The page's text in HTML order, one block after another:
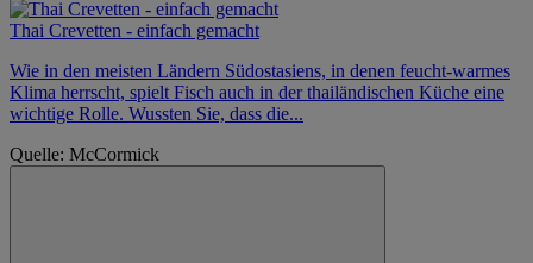
Thai Crevetten - einfach gemacht
Wie in den meisten Ländern Südostasiens, in denen feucht-warmes
Klima herrscht, spielt Fisch auch in der thailändischen Küche eine
wichtige Rolle. Wussten Sie, dass die...
Quelle: McCormick